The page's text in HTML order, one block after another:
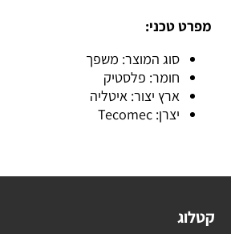
מפרט טכני:
סוג המוצר: משפך
חומר: פלסטיק
ארץ יצור: איטליה
יצרן: Tecomec
קטלוג